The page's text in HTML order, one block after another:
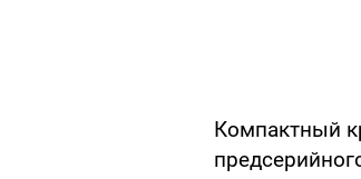
Компактный